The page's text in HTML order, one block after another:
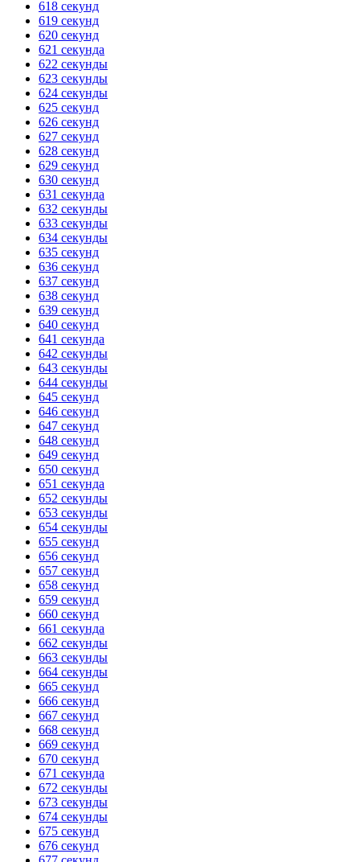
618 секунд
619 секунд
620 секунд
621 секунда
622 секунды
623 секунды
624 секунды
625 секунд
626 секунд
627 секунд
628 секунд
629 секунд
630 секунд
631 секунда
632 секунды
633 секунды
634 секунды
635 секунд
636 секунд
637 секунд
638 секунд
639 секунд
640 секунд
641 секунда
642 секунды
643 секунды
644 секунды
645 секунд
646 секунд
647 секунд
648 секунд
649 секунд
650 секунд
651 секунда
652 секунды
653 секунды
654 секунды
655 секунд
656 секунд
657 секунд
658 секунд
659 секунд
660 секунд
661 секунда
662 секунды
663 секунды
664 секунды
665 секунд
666 секунд
667 секунд
668 секунд
669 секунд
670 секунд
671 секунда
672 секунды
673 секунды
674 секунды
675 секунд
676 секунд